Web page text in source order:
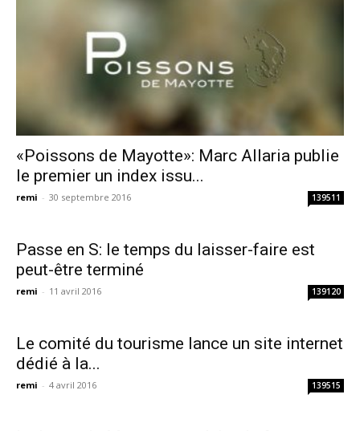
«Poissons de Mayotte»: Marc Allaria publie
le premier un index issu...
remi - 30 septembre 2016 139511
Passe en S: le temps du laisser-faire est
peut-être terminé
remi - 11 avril 2016 139120
Le comité du tourisme lance un site internet
dédié à la...
remi - 4 avril 2016 139515